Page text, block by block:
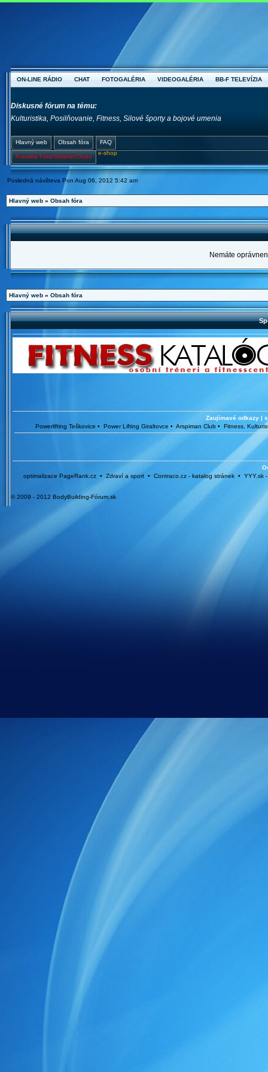
ON-LINE RÁDIO CHAT FOTOGALÉRIA VIDEOGALÉRIA BB-F TELEVÍZIA
Diskusné fórum na tému:
Kulturistika, Posilňovanie, Fitness, Silové športy a bojové umenia
Hlavný web Obsah fóra FAQ
Pravidlá Fóra/Galérie/Chatu
e-shop
Posledná návšteva Pon Aug 06, 2012 5:42 am
Hlavný web » Obsah fóra
Nemáte
Hlavný web » Obsah fóra
Zaujímavé odkazy |
Powerlifting Teškovice • Power Lifting Giraltovce • Arspiman Club • Fitness,
optimalizace PageRank.cz • Zdraví a sport • Contraco.cz - katalog stránek •
© 2009 - 2012 BodyBuilding-Fórum.sk